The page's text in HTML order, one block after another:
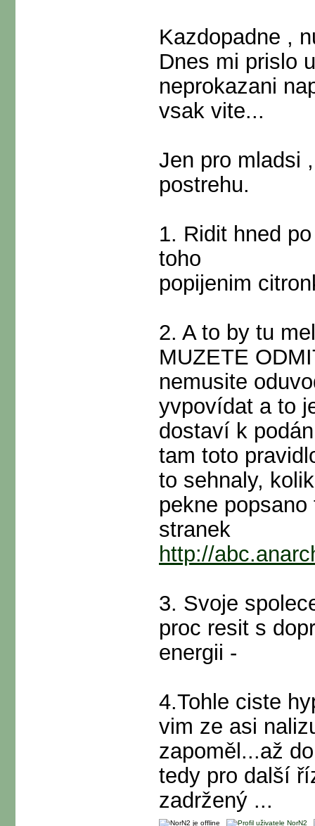
Kazdopadne ,
Dnes mi prislo
neprokazani
vsak vite...
Jen pro mladsi
postrehu.
1. Ridit hned
toho
popijenim
2. A to by tu
MUZETE
nemusite
yvpovídat a to
dostaví k
tam toto
to sehnaly,
pekne
stranek
http://
3. Svoje
proc resit s
energii -
4.Tohle ciste
vim ze asi
zapoměl...až
tedy pro další
zadržený ...